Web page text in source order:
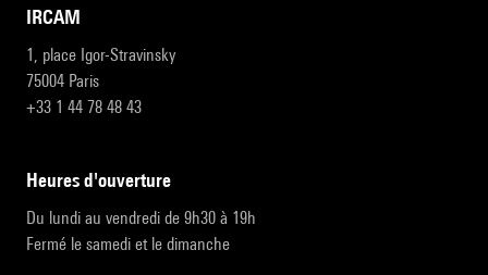
IRCAM
1, place Igor-Stravinsky
75004 Paris
+33 1 44 78 48 43
heures d'ouverture
Du lundi au vendredi de 9h30 à 19h
Fermé le samedi et le dimanche